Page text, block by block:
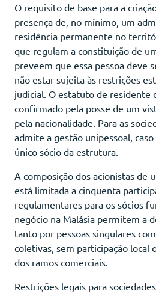
O requisito de base para a
presença de, no mínimo, um
residência permanente no
que regulam a constituição de
preveem que essa pessoa deve
não estar sujeita às restrições
judicial. O estatuto de residente
confirmado pela posse de um
pela nacionalidade. Para as
admite a gestão unipessoal,
único sócio da estrutura.
A composição dos acionistas de
está limitada a cinquenta
regulamentares para os sócios
negócio na Malásia permitem a
tanto por pessoas singulares
coletivas, sem participação local
dos ramos comerciais.
Restrições legais para